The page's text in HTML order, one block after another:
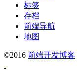
标签
存档
前端导航
地图
©2016 前端开发博客